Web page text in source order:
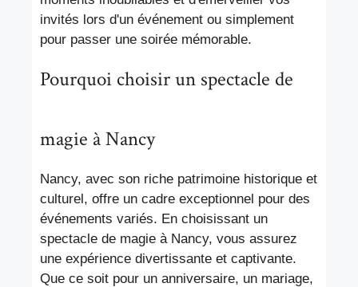
invités lors d'un événement ou simplement
pour passer une soirée mémorable.
Pourquoi choisir un spectacle de
magie à Nancy
Nancy, avec son riche patrimoine historique et
culturel, offre un cadre exceptionnel pour des
événements variés. En choisissant un
spectacle de magie à Nancy, vous assurez
une expérience divertissante et captivante.
Que ce soit pour un anniversaire, un mariage,